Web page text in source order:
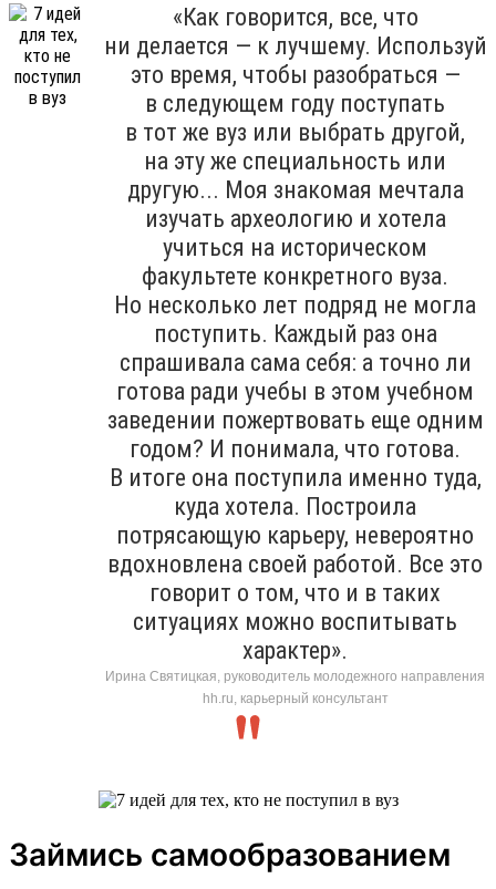
«Как говорится, все, что
ни делается — к лучшему. Используй
это время, чтобы разобраться —
в следующем году поступать
в тот же вуз или выбрать другой,
на эту же специальность или
другую... Моя знакомая мечтала
изучать археологию и хотела
учиться на историческом
факультете конкретного вуза.
Но несколько лет подряд не могла
поступить. Каждый раз она
спрашивала сама себя: а точно ли
готова ради учебы в этом учебном
заведении пожертвовать еще одним
годом? И понимала, что готова.
В итоге она поступила именно туда,
куда хотела. Построила
потрясающую карьеру, невероятно
вдохновлена своей работой. Все это
говорит о том, что и в таких
ситуациях можно воспитывать
характер».
Ирина Святицкая, руководитель молодежного направления
hh.ru, карьерный консультант
Займись самообразованием